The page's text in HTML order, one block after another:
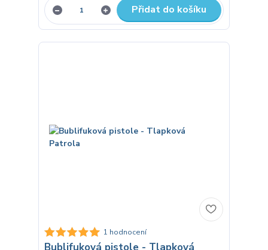
Přidat do košíku
1 hodnocení
Bublifuková pistole - Tlapková